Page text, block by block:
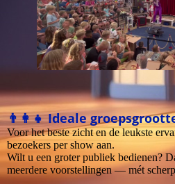
👨‍👩‍👧 Ideale
Voor het beste zicht en de leukste
bezoekers per show aan.
Wilt u een groter publiek bedienen?
meerdere voorstellingen — mét